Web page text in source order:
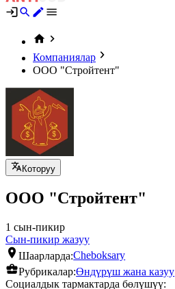
Компаниялар
ООО "Стройтент"
Которуу
ООО "Стройтент"
1 сын-пикир
Сын-пикир жазуу
Шаарларда:Cheboksary
Рубрикалар:Өндүрүш жана казуу
Социалдык тармактарда бөлүшүү: